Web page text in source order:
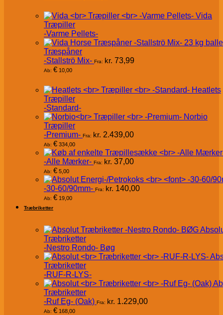
Vida
Træpiller
-Varme Pellets-
Træspåner
-Stallströ Mix- Fra: kr. 73,99
Ab: € 10,00
Heatlets
Træpiller
-Standard-
Norbio
Træpiller
-Premium- Fra: kr. 2.439,00
Ab: € 334,00
-Alle Mærker- Fra: kr. 37,00
Ab: € 5,00
-30-60/90mm- Fra: kr. 140,00
Ab: € 19,00
Træbriketter
Træbriketter
-Nestro Rondo- Bøg
Træbriketter
-RUF-R-LYS-
Træbriketter
-Ruf Eg- (Oak) Fra: kr. 1.229,00
Ab: € 168,00